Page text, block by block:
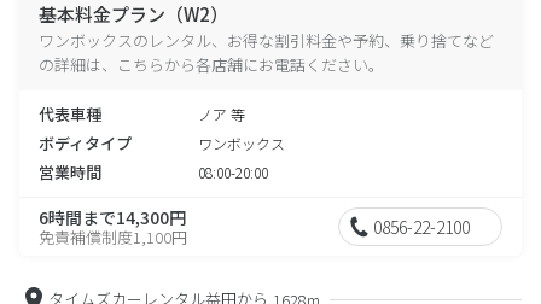
基本料金プラン（W2）
ワンボックスのレンタル、お得な割引料金や予約、乗り捨てなど
の詳細は、こちらから各店舗にお電話ください。
代表車種 ノア 等
ボディタイプ ワンボックス
営業時間 08:00-20:00
6時間まで14,300円
免責補償制度1,100円 0856-22-2100
タイムズカーレンタル益田から 1628m